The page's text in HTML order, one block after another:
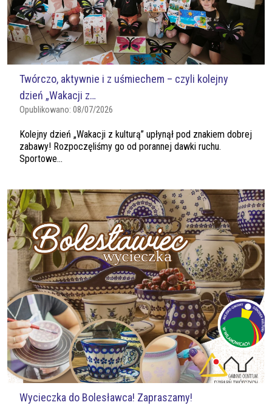
Twórczo, aktywnie i z uśmiechem – czyli kolejny
dzień „Wakacji z…
Opublikowano: 08/07/2026
Kolejny dzień „Wakacji z kulturą” upłynął pod znakiem dobrej
zabawy! Rozpoczęliśmy go od porannej dawki ruchu.
Sportowe...
Wycieczka do Bolesławca! Zapraszamy!